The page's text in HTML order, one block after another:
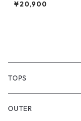
¥20,900
TOPS
PULL OVER
OUTER